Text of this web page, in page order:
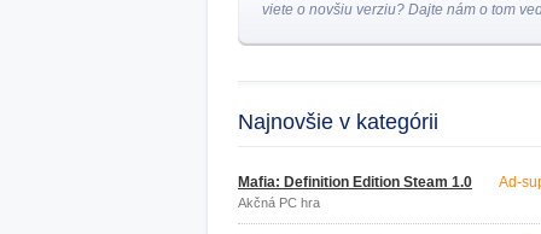
viete o novšiu verziu? Dajte nám o tom
Najnovšie v kategórii
Mafia: Definition Edition Steam 1.0
Akčná PC hra
Ad-